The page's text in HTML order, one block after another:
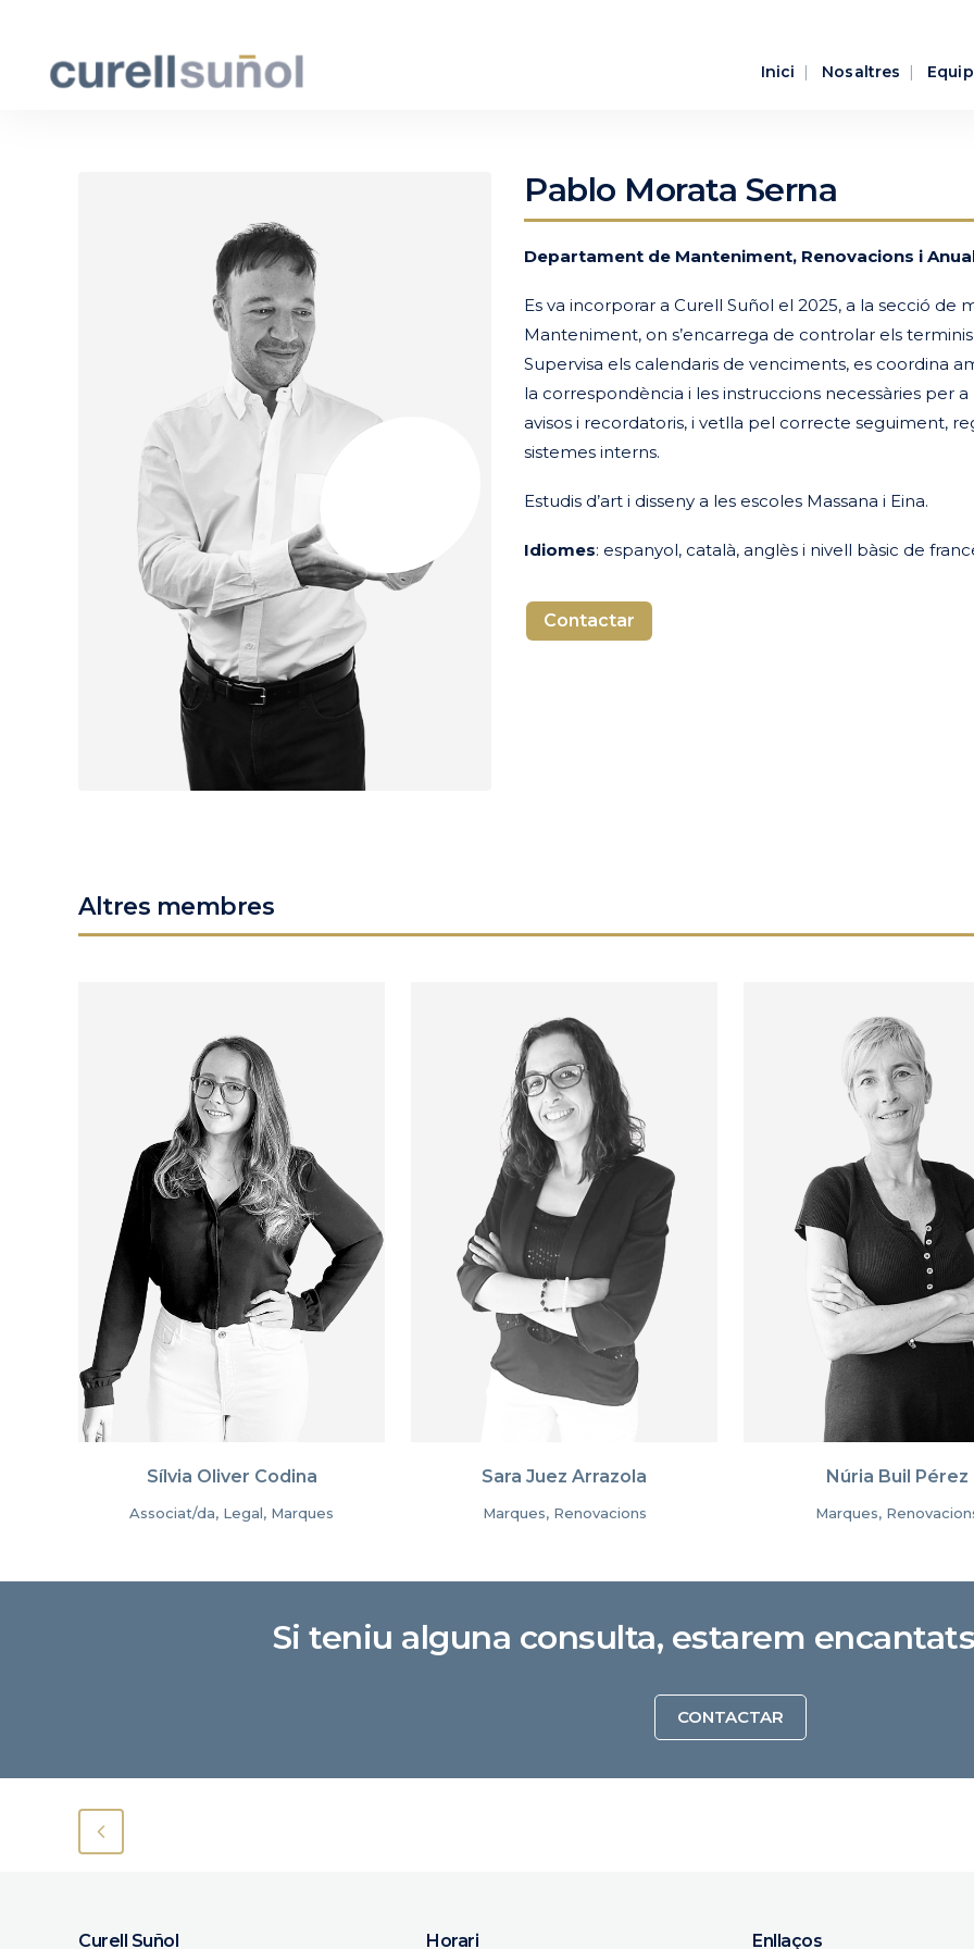
Inici Nosaltres Equip
Pablo Morata Serna
Departament de Manteniment, Renovacions i
Es va incorporar a Curell Suñol el 2025, a la secció
Manteniment, on s’encarrega de controlar els
Supervisa els calendaris de venciments, es coordina
la correspondència i les instruccions necessàries per
avisos i recordatoris, i vetlla pel correcte seguiment,
sistemes interns.
Estudis d’art i disseny a les escoles Massana i Eina.
Idiomes: espanyol, català, anglès i nivell bàsic de
Contactar
Altres membres
Sílvia Oliver Codina
Associat/da, Legal, Marques
Sara Juez Arrazola
Marques, Renovacions
Núria Buil Pérez
Marques,
Si teniu alguna consulta, estarem
CONTACTAR
Curell Suñol Horari Enllaços